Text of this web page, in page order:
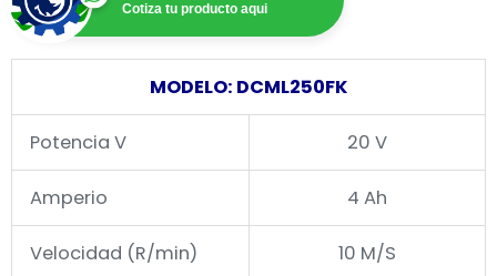
Cotiza tu producto aqui
MODELO: DCML250FK
Potencia V 20 V
Amperio 4 Ah
Velocidad (R/min) 10 M/S